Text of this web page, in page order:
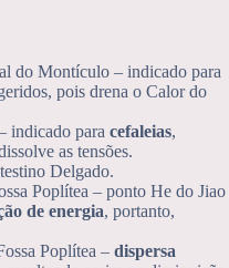
do Montículo – indicado para
pois drena o Calor do
indicado para cefaleias,
as tensões.
Delgado.
Poplítea – ponto He do Jiao
de energia, portanto,
Poplítea – dispersa